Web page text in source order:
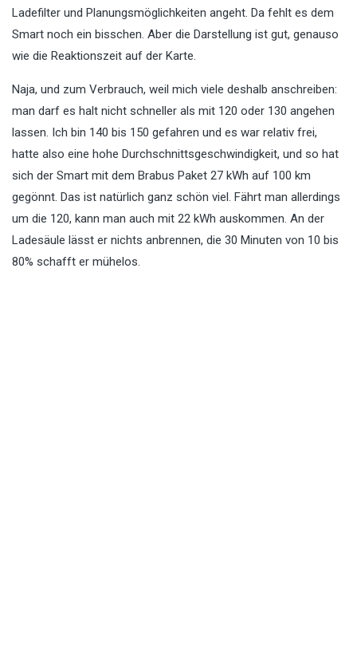
Ladefilter und Planungsmöglichkeiten angeht. Da fehlt es dem
Smart noch ein bisschen. Aber die Darstellung ist gut, genauso
wie die Reaktionszeit auf der Karte.
Naja, und zum Verbrauch, weil mich viele deshalb anschreiben:
man darf es halt nicht schneller als mit 120 oder 130 angehen
lassen. Ich bin 140 bis 150 gefahren und es war relativ frei,
hatte also eine hohe Durchschnittsgeschwindigkeit, und so hat
sich der Smart mit dem Brabus Paket 27 kWh auf 100 km
gegönnt. Das ist natürlich ganz schön viel. Fährt man allerdings
um die 120, kann man auch mit 22 kWh auskommen. An der
Ladesäule lässt er nichts anbrennen, die 30 Minuten von 10 bis
80% schafft er mühelos.